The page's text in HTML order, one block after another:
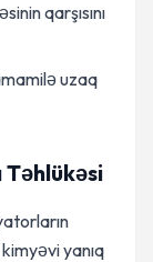
qarşısını
uzaq
yanıq